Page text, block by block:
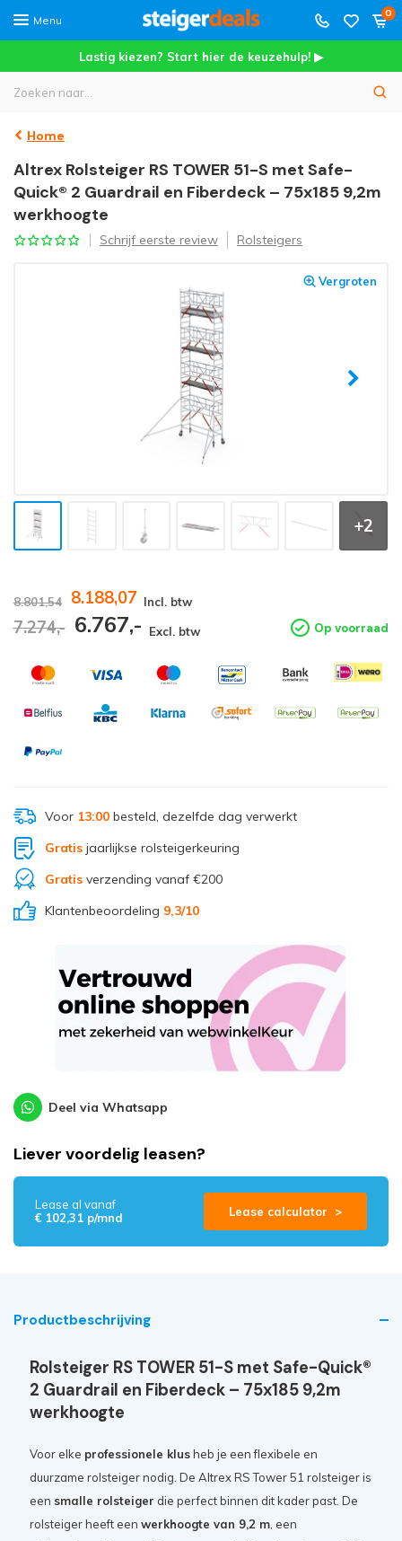
Menu
0
Lastig kiezen? Start hier de keuzehulp! ▶
Home
Altrex Rolsteiger RS TOWER 51-S met Safe-
Quick® 2 Guardrail en Fiberdeck – 75x185 9,2m
werkhoogte
Schrijf eerste review Rolsteigers
Vergroten
+2
8.801,54 8.188,07 Incl. btw
7.274,- 6.767,- Excl. btw Op voorraad
Voor 13:00besteld, dezelfde dag verwerkt
Gratisjaarlijkse rolsteigerkeuring
Gratisverzending vanaf €200
Klantenbeoordeling 9,3/10
Deel via Whatsapp
Liever voordelig leasen?
Lease al vanaf
€ 102,31 p/mnd
Lease calculator >
Productbeschrijving
Rolsteiger RS TOWER 51-S met Safe-Quick®
2 Guardrail en Fiberdeck – 75x185 9,2m
werkhoogte
Voor elke professionele klusheb je een flexibele en
duurzame rolsteiger nodig. De Altrex RS Tower 51 rolsteiger is
een smalle rolsteiger die perfect binnen dit kader past. De
rolsteiger heeft een werkhoogte van 9,2 m, een